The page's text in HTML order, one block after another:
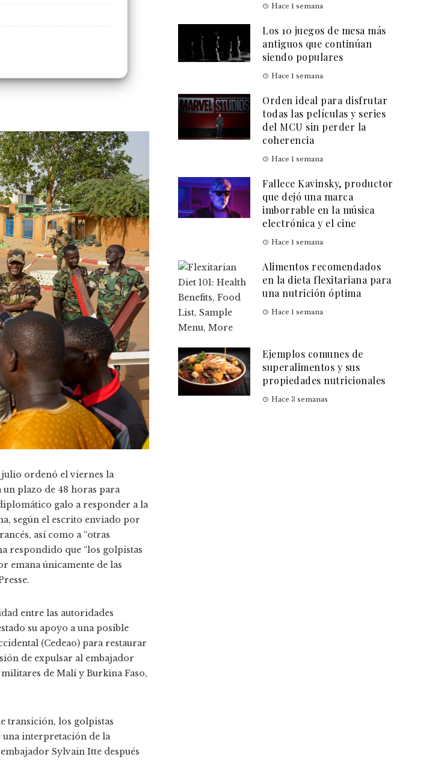
julio ordenó el viernes la
plazo de 48 horas para
galo a responder a la
según el escrito enviado por
así como a “otras
respondido que “los golpistas
emana únicamente de las
entre las autoridades
su apoyo a una posible
(Cedeao) para restaurar
de expulsar al embajador
de Malí y Burkina Faso,
transición, los golpistas
una interpretación de la
Sylvain Itte después
Hace 1 semana
Los 10 juegos de mesa más
antiguos que continúan
siendo populares
Hace 1 semana
Orden ideal para disfrutar
todas las películas y series
del MCU sin perder la
coherencia
Hace 1 semana
Fallece Kavinsky, productor
que dejó una marca
imborrable en la música
electrónica y el cine
Hace 1 semana
Alimentos recomendados
en la dieta flexitariana para
una nutrición óptima
Hace 1 semana
Ejemplos comunes de
superalimentos y sus
propiedades nutricionales
Hace 3 semanas